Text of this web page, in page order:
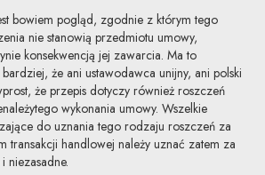
bowiem pogląd, zgodnie z którym tego
nie stanowią przedmiotu umowy,
konsekwencją jej zawarcia. Ma to
że ani ustawodawca unijny, ani polski
że przepis dotyczy również roszczeń
wykonania umowy. Wszelkie
do uznania tego rodzaju roszczeń za
transakcji handlowej należy uznać zatem za
niezasadne.